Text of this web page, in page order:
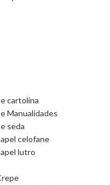
cartolina
Manualidades
seda
celofane
lutro